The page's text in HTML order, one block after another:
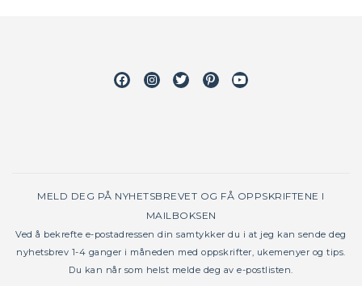
FacebookInstagram
TwitterPinterestYoutube
MELD DEG PÅ NYHETSBREVET OG FÅ OPPSKRIFTENE I
MAILBOKSEN
Ved å bekrefte e-postadressen din samtykker du i at jeg kan sende deg
nyhetsbrev 1-4 ganger i måneden med oppskrifter, ukemenyer og tips.
Du kan når som helst melde deg av e-postlisten.